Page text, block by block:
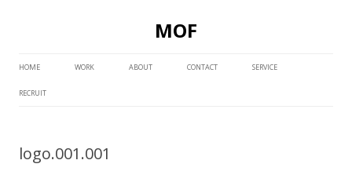
MOF
ン
ン
ッ
プ
HOME WORK ABOUT CONTACT SERVICE
RECRUIT
logo.001.001